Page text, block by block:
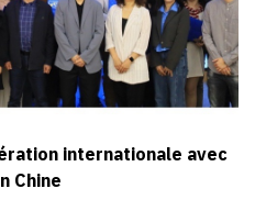
internationale avec
Chine